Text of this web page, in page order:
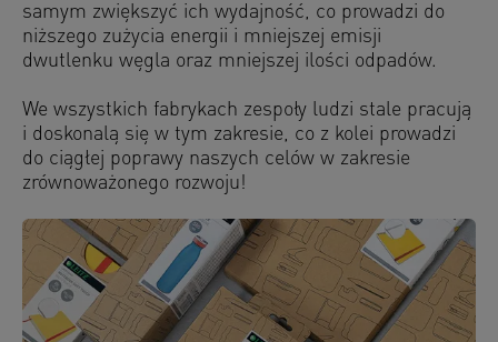
samym zwiększyć ich wydajność, co prowadzi do
niższego zużycia energii i mniejszej emisji
dwutlenku węgla oraz mniejszej ilości odpadów.
We wszystkich fabrykach zespoły ludzi stale pracują
i doskonalą się w tym zakresie, co z kolei prowadzi
do ciągłej poprawy naszych celów w zakresie
zrównoważonego rozwoju!